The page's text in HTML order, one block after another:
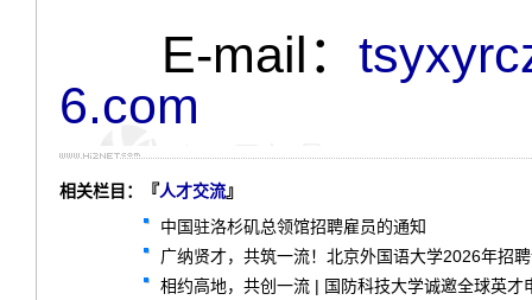
E-mail：
6.com
相关栏目：『人才交流』
中国驻洛杉矶总领馆招聘雇员的通知
广纳贤才，共筑一流！北京外国语大学2026年招
相约高地，共创一流 | 国防科技大学诚邀全球英才